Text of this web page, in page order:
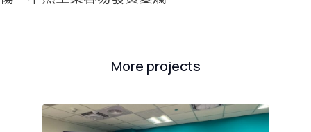
More projects